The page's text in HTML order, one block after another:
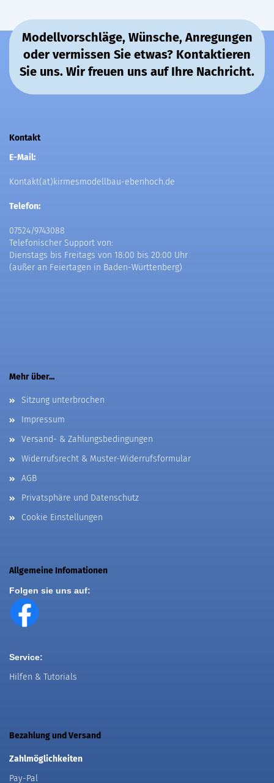
Modellvorschläge, Wünsche, Anregungen
oder vermissen Sie etwas? Kontaktieren
Sie uns. Wir freuen uns auf Ihre Nachricht.
Kontakt
E-Mail:
Kontakt(at)kirmesmodellbau-ebenhoch.de
Telefon:
07524/9743088
Telefonischer Support von:
Dienstags bis Freitags von 18:00 bis 20:00 Uhr
(außer an Feiertagen in Baden-Württenberg)
Mehr über...
Sitzung unterbrochen
Impressum
Versand- & Zahlungsbedingungen
Widerrufsrecht & Muster-Widerrufsformular
AGB
Privatsphäre und Datenschutz
Cookie Einstellungen
Allgemeine Infomationen
Folgen sie uns auf:
Service:
Hilfen & Tutorials
Bezahlung und Versand
Zahlmöglichkeiten
Pay-Pal